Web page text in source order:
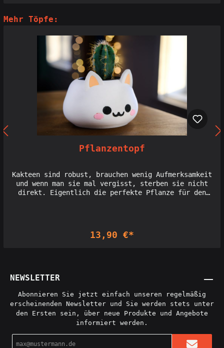
Mehr Töpfe:
Pflanzentopf
Kakteen sind robust, brauchen wenig Aufmerksamkeit
und wenn man sie mal vergisst, sterben sie nicht
direkt. Eigentlich die perfekte Pflanze für den
Umtopf für deine Kakteen dienen. Damit deine
13,90 €*
NEWSLETTER
Abonnieren Sie jetzt einfach unseren regelmäßig
erscheinenden Newsletter und Sie werden stets unter
den Ersten sein, über neue Produkte und Angebote
informiert werden.